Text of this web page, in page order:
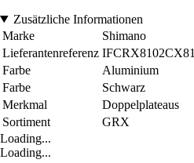
Zusätzliche Informationen
Marke
Shimano
Lieferantenreferenz IFCRX8102CX81
Farbe
Aluminium
Farbe
Schwarz
Merkmal
Doppelplateaus
Sortiment
GRX
Loading...
Loading...